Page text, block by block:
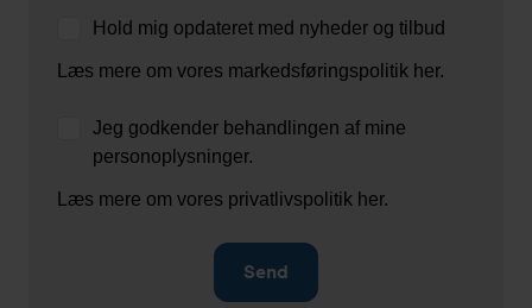
Hold mig opdateret med nyheder og tilbud
Læs mere om vores markedsføringspolitik her.
Jeg godkender behandlingen af mine
personoplysninger.
Læs mere om vores privatlivspolitik her.